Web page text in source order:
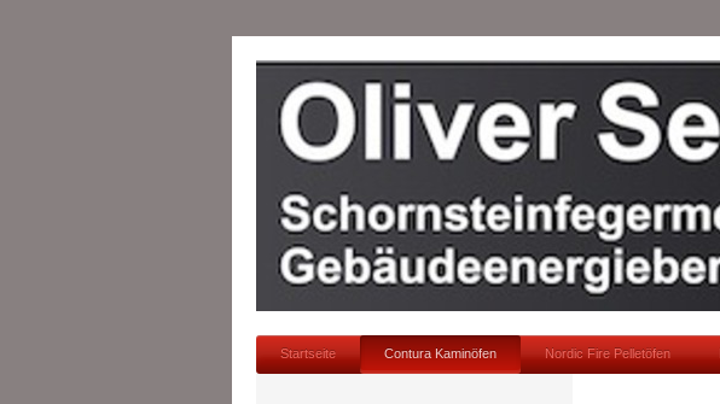
Startseite Contura Kaminöfen Nordic Fire Pelletöfen